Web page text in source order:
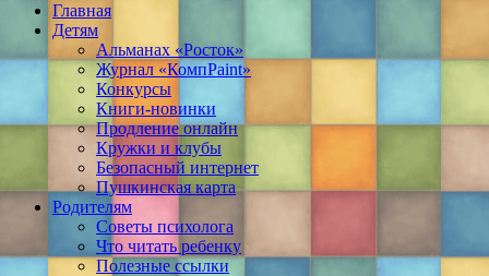
Главная
Детям
Альманах «Росток»
Журнал «КомпPaint»
Конкурсы
Книги-новинки
Продление онлайн
Кружки и клубы
Безопасный интернет
Пушкинская карта
Родителям
Советы психолога
Что читать ребенку
Полезные ссылки